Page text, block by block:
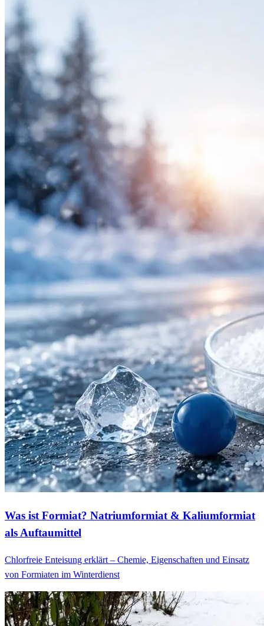
Was ist Formiat? Natriumformiat & Kaliumformiat
als Auftaumittel
Chlorfreie Enteisung erklärt – Chemie, Eigenschaften und Einsatz
von Formiaten im Winterdienst